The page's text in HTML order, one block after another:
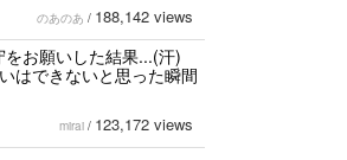
のあのあ / 188,142 views
をお願いした結果...(汗)
はできないと思った瞬間
mirai / 123,172 views